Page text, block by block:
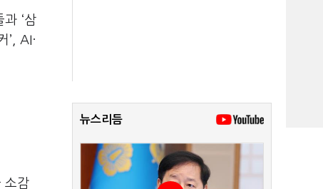
과 ‘삼
’, AI·
소감
뉴스리듬